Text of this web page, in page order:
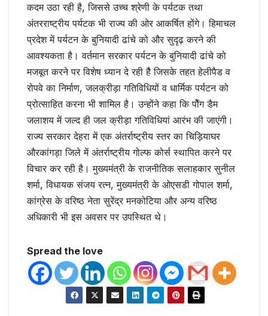
कदम उठा रही है, जिससे उच्च श्रेणी के पर्यटक तथा
अंतरराष्ट्रीय पर्यटक भी राज्य की ओर आकर्षित होंगे। हिमाचल
प्रदेश में पर्यटन के बुनियादी ढांचे को और सुदृढ़ करने की
आवश्यकता है। वर्तमान सरकार पर्यटन के बुनियादी ढांचे को
मजबूत करने पर विशेष ध्यान दे रही हैै जिसके तहत हेलीपैड व
रोपवे का निर्माण, जलक्रीड़ा गतिविधियों व धार्मिक पर्यटन को
प्रोत्साहित करना भी शामिल है। उन्होंने कहा कि पोैंग डैम
जलाशय में जल्द ही जल क्रीड़ा गतिविधियां आरंभ की जाएंगी।
राज्य सरकार देहरा में एक अंतर्राष्ट्रीय स्तर का चिड़ियाघर
औरकांगड़ा जिले में अंतर्राष्ट्रीय गोल्फ कोर्स स्थापित करने पर
विचार कर रही है। मुख्यमंत्री के राजनीतिक सलाहकार सुनील
शर्मा, विधायक संजय रत्न, मुख्यमंत्री के ओएसडी गोपाल शर्मा,
कांग्रेस के वरिष्ठ नेता सुरेंद्र मनकोटिया और अन्य वरिष्ठ
अधिकारी भी इस अवसर पर उपस्थित थे।
Spread the love